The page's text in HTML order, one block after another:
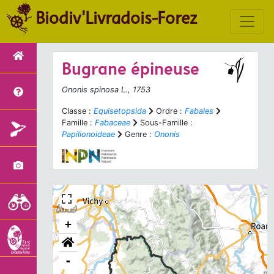
Biodiv'Livradois-Forez
Bugrane épineuse
Ononis spinosa L., 1753
Classe : Equisetopsida Ordre : Fabales
Famille : Fabaceae
Sous-Famille :
Papilionoideae
Genre : Ononis
+
-